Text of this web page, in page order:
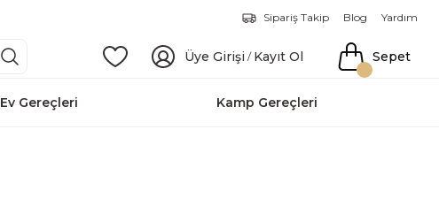
Sipariş Takip Blog Yardım
Üye Girişi / Kayıt Ol Sepet
Ev Gereçleri Kamp Gereçleri